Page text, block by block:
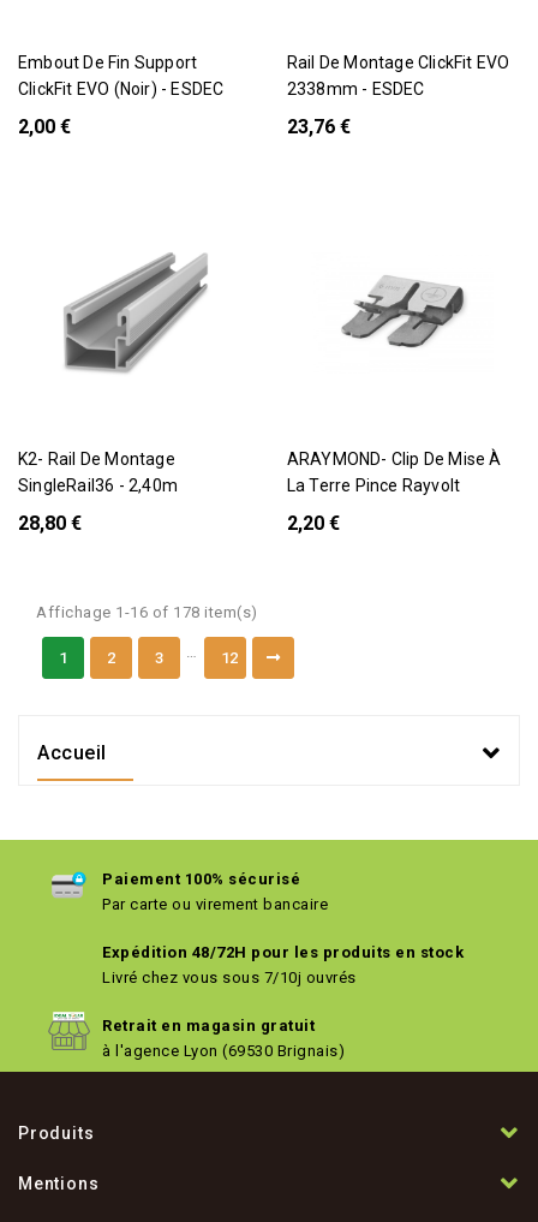
Embout De Fin Support
ClickFit EVO (Noir) - ESDEC
2,00 €
Rail De Montage ClickFit EVO
2338mm - ESDEC
23,76 €
K2- Rail De Montage
SingleRail36 - 2,40m
28,80 €
ARAYMOND- Clip De Mise À
La Terre Pince Rayvolt
2,20 €
Affichage 1-16 of 178 item(s)
1 2 3 12
Accueil
Paiement 100% sécurisé
Par carte ou virement bancaire
Expédition 48/72H pour les produits en stock
Livré chez vous sous 7/10j ouvrés
Retrait en magasin gratuit
à l'agence Lyon (69530 Brignais)
Produits
Mentions